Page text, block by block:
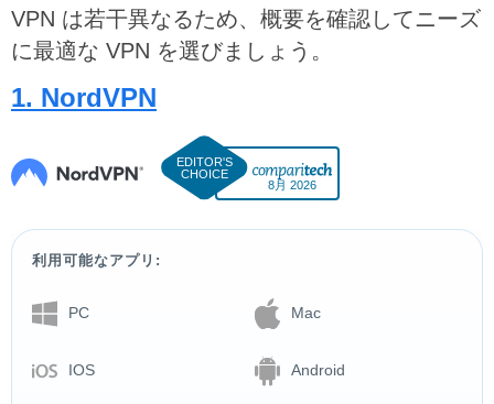
VPN は若干異なるため、概要を確認してニーズ
に最適な VPN を選びましょう。
1. NordVPN
8月 2026
利用可能なアプリ:
PC Mac
IOS Android